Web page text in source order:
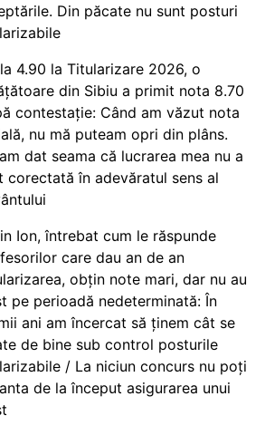
Din păcate nu sunt posturi
4.90 la Titularizare 2026, o
din Sibiu a primit nota 8.70
contestație: Când am văzut nota
nu mă puteam opri din plâns.
dat seama că lucrarea mea nu a
corectată în adevăratul sens al
Ion, întrebat cum le răspunde
care dau an de an
obțin note mari, dar nu au
pe perioadă nedeterminată: În
ani am încercat să ținem cât se
de bine sub control posturile
/ La niciun concurs nu poți
de la început asigurarea unui